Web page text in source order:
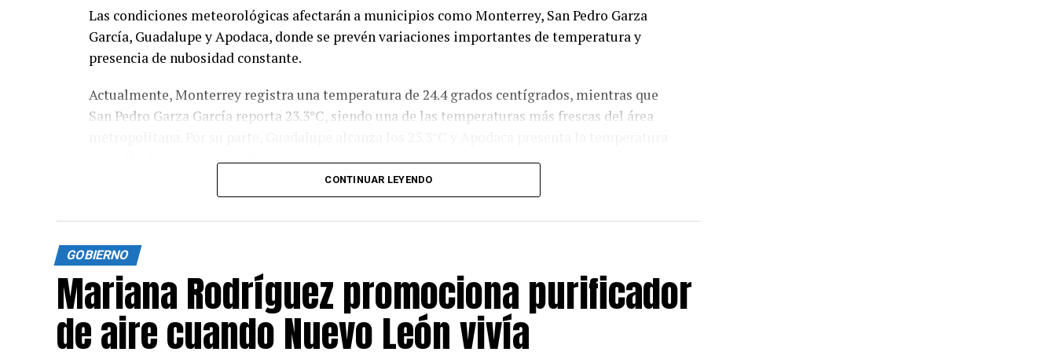
Las condiciones meteorológicas afectarán a municipios como Monterrey, San Pedro Garza
García, Guadalupe y Apodaca, donde se prevén variaciones importantes de temperatura y
presencia de nubosidad constante.
Actualmente, Monterrey registra una temperatura de 24.4 grados centígrados, mientras que
San Pedro Garza García reporta 23.3°C, siendo una de las temperaturas más frescas del área
Para este martes, el pronóstico señala que Monterrey tendrá una temperatura mínima de
ambiente fresco.
En Guadalupe, las temperaturas oscilarán entre los 18°C y los 31°C, mientras que Apodaca
podría convertirse nuevamente en el municipio más caluroso del área metropolitana al
alcanzar hasta 33°C, con mínimas de 19.3°C.
CONTINUAR LEYENDO
GOBIERNO
Mariana Rodríguez promociona purificador
de aire cuando Nuevo León vivía